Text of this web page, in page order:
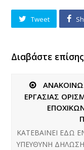
Tweet
Διαβάστε επίσης
ΕΡΓΑΣΙΑΣ
ΚΑΤΕΒΑΙΝΕΙ ΕΔΩ
ΥΠΕΥΘΥΝΗ